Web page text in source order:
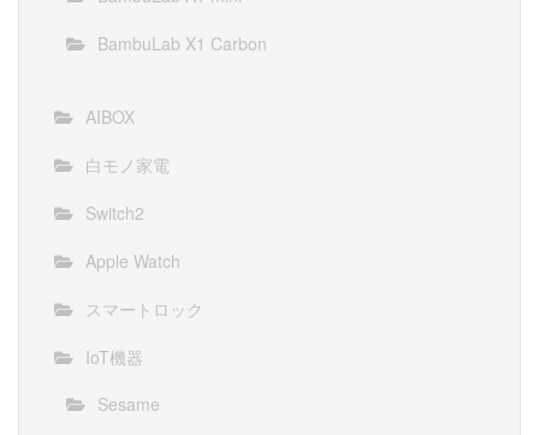
BambuLab X1 Carbon
AIBOX
白モノ家電
Switch2
Apple Watch
スマートロック
IoT機器
Sesame